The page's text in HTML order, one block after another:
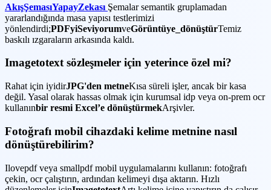
AkışŞemasıYapayZekası Şemalar semantik gruplamadan
yararlandığında masa yapısı testlerimizi
yönlendirdi;PDFyiSeviyorumveGörüntüye_dönüştürTemiz
baskılı ızgaraların arkasında kaldı.
Imagetotext sözleşmeler için yeterince özel mi?
Rahat için iyidirJPG'den metneKısa süreli işler, ancak bir kasa
değil. Yasal olarak hassas olmak için kurumsal idp veya on-prem ocr
kullanınbir resmi Excel’e dönüştürmekArşivler.
Fotoğrafı mobil cihazdaki kelime metnine nasıl
dönüştürebilirim?
Ilovepdf veya smallpdf mobil uygulamalarını kullanın: fotoğrafı
çekin, ocr çalıştırın, ardından kelimeyi dışa aktarın. Hızlı